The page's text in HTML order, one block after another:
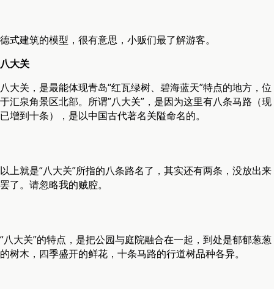
德式建筑的模型，很有意思，小贩们最了解游客。
八大关
八大关，是最能体现青岛“红瓦绿树、碧海蓝天”特点的地方，位
于汇泉角景区北部。所谓”八大关”，是因为这里有八条马路（现
已增到十条），是以中国古代著名关隘命名的。
以上就是“八大关”所指的八条路名了，其实还有两条，没放出来
罢了。请忽略我的贼腔。
“八大关”的特点，是把公园与庭院融合在一起，到处是郁郁葱葱
的树木，四季盛开的鲜花，十条马路的行道树品种各异。